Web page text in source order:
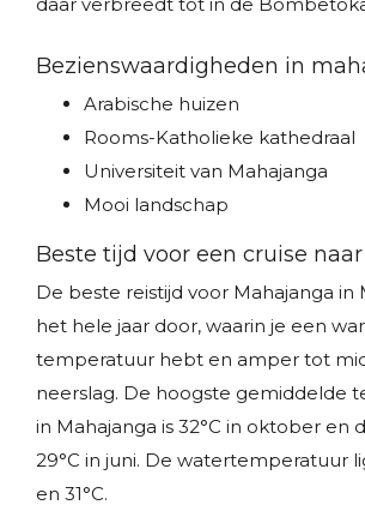
Bezienswaardigheden in
Arabische huizen
Rooms-Katholieke kathedraal
Universiteit van Mahajanga
Mooi landschap
Beste tijd voor een cruise
De beste reistijd voor Mahajanga in
het hele jaar door, waarin je een
temperatuur hebt en amper tot
neerslag. De hoogste gemiddelde
in Mahajanga is 32°C in oktober en
29°C in juni. De watertemperatuur
en 31°C.